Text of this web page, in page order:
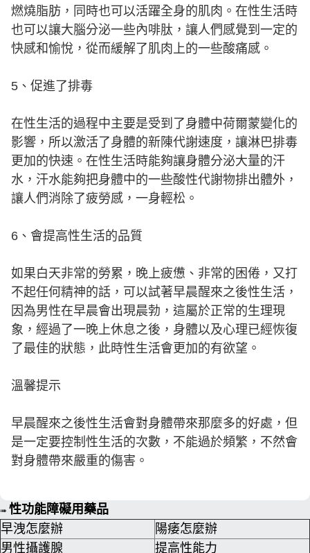
燃燒脂肪，同時也可以活躍全身的肌肉。在性生活時
也可以讓大腦分泌一些內啡肽，讓人們感覺到一定的
快感和愉悅，從而緩解了肌肉上的一些酸痛感。
5、促進了排毒
在性生活的過程中主要是受到了身體中荷爾蒙變化的
影響，所以激活了身體的新陳代謝速度，讓淋巴排毒
更加的快速。在性生活時能夠讓身體分泌大量的汗
水，汗水能夠把身體中的一些酸性代謝物排出體外，
讓人們消除了疲勞感，一身輕松。
6、會提高性生活的品質
如果白天非常的勞累，晚上疲憊、非常的困倦，又打
不起任何精神的話，可以試著早晨醒來之後性生活，
因為男性在早晨會出現晨勃，這屬於正常的生理現
象，經過了一晚上休息之後，身體以及心理已經恢復
了最佳的狀態，此時性生活會更加的有欲望。
溫馨提示
早晨醒來之後性生活會對身體帶來那麼多的好處，但
是一定要控制性生活的次數，不能過於頻繁，不然會
對身體帶來嚴重的傷害。
➠ 性功能障礙用藥品
早洩怎麼辦
陽痿怎麼辦
男性攝護腺
提高性能力